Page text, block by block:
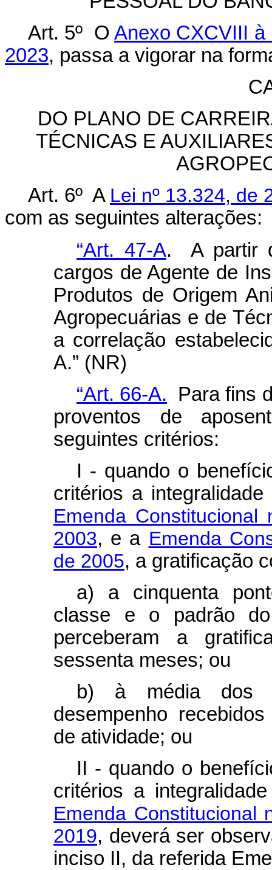
Art. 5º OAnexo CXCVIII à
2023, passa a vigorar na
DO PLANO DE
TÉCNICAS E
Art. 6º A Lei nº 13.324, de
com as seguintes alterações:
“Art. 47-A. A partir
cargos de Agente de
Produtos de Origem
Agropecuárias e de
a correlação
A.” (NR)
“Art. 66-A. Para fins
proventos de
seguintes critérios:
I - quando o
critérios a
Emenda
2003, e a Emenda
de 2005, a gratificação
a) a cinquenta
classe e o padrão
perceberam a
sessenta meses; ou
b) à média dos
desempenho
de atividade; ou
II - quando o
critérios a
Emenda Constitucional
2019, deverá ser
inciso II, da referida